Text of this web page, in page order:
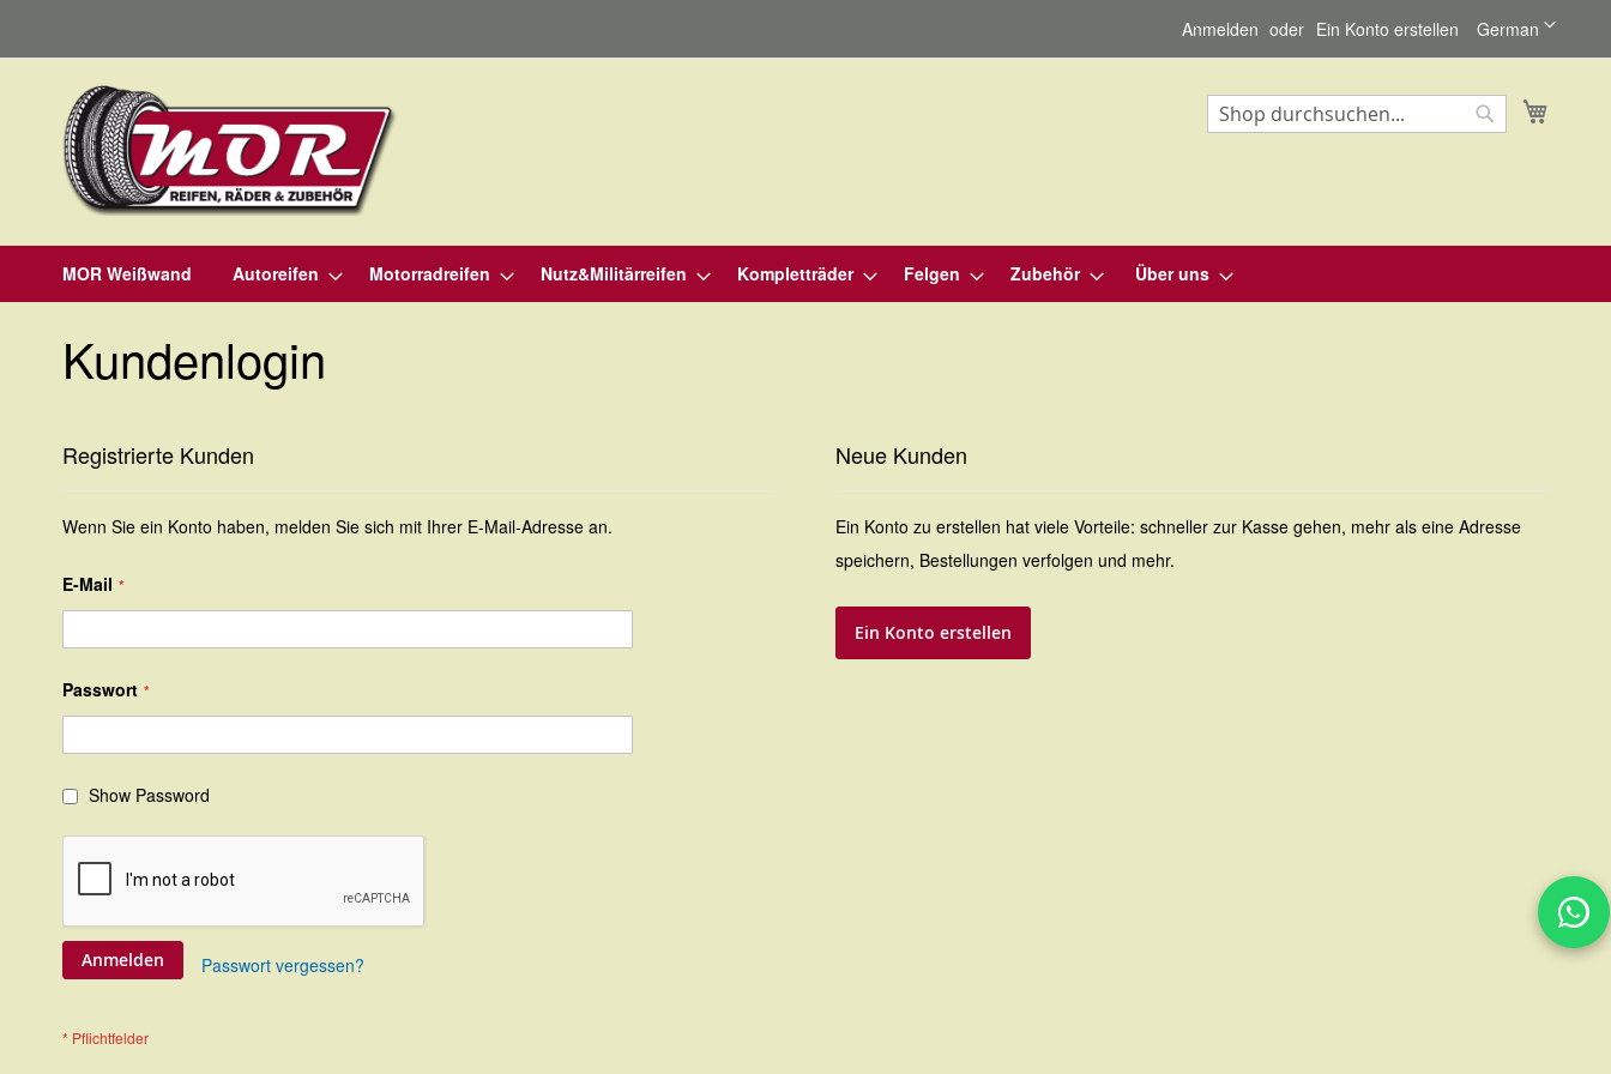
zum
Inhalt
Sprache
German
Anmelden Ein Konto erstellen
MOR Weißwand Autoreifen Motorradreifen Nutz&Militärreifen Kompletträder Felgen Zubehör Über uns
Kundenlogin
Registrierte Kunden
Wenn Sie ein Konto haben, melden Sie sich mit Ihrer E-Mail-Adresse an.
E-Mail
Passwort
Show Password
Anmelden Passwort vergessen?
Neue Kunden
Ein Konto zu erstellen hat viele Vorteile: schneller zur Kasse gehen, mehr als eine Adresse
speichern, Bestellungen verfolgen und mehr.
Ein Konto erstellen